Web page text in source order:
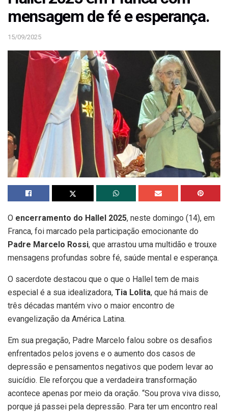
mensagem de fé e esperança.
15/09/2025
O encerramento do Hallel 2025, neste domingo (14), em
Franca, foi marcado pela participação emocionante do
Padre Marcelo Rossi, que arrastou uma multidão e trouxe
mensagens profundas sobre fé, saúde mental e esperança.
O sacerdote destacou que o que o Hallel tem de mais
especial é a sua idealizadora, Tia Lolita, que há mais de
três décadas mantém vivo o maior encontro de
evangelização da América Latina.
Em sua pregação, Padre Marcelo falou sobre os desafios
enfrentados pelos jovens e o aumento dos casos de
depressão e pensamentos negativos que podem levar ao
suicídio. Ele reforçou que a verdadeira transformação
acontece apenas por meio da oração. “Sou prova viva disso,
porque já passei pela depressão. Para ter um encontro real